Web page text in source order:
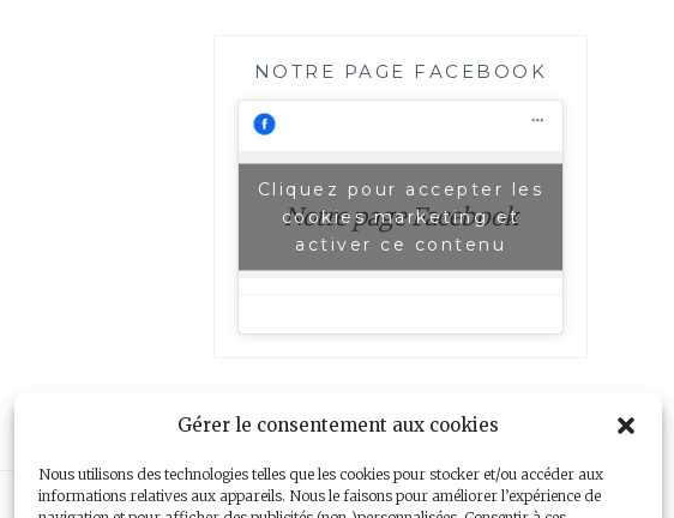
Gérer le consentement aux cookies
Nous utilisons des technologies telles que les cookies pour stocker et/ou accéder aux
informations relatives aux appareils. Nous le faisons pour améliorer l’expérience de
NOTRE PAGE FACEBOOK
Notre page Facebook
Cliquez pour accepter les
cookies marketing et
activer ce contenu